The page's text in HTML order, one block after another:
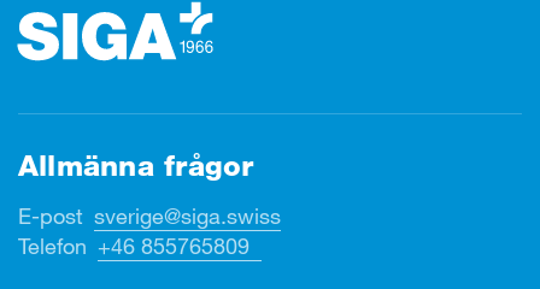
Allmänna frågor
E-post sverige@siga.swiss
Telefon +46 855765809